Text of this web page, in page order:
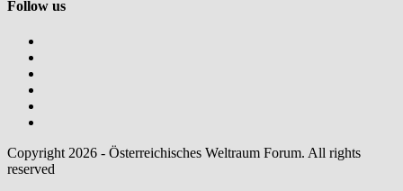
Follow us
Copyright 2026 - Österreichisches Weltraum Forum. All rights
reserved